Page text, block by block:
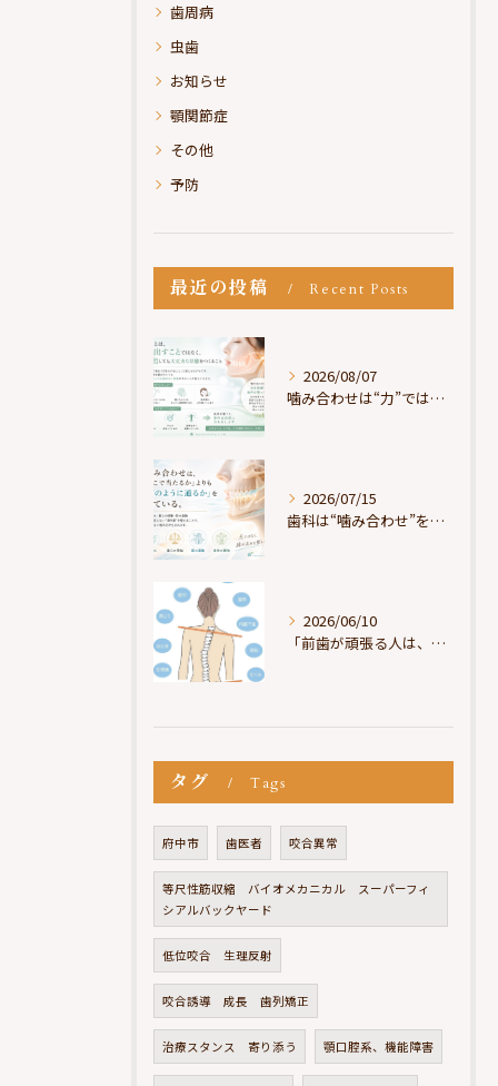
歯周病
虫歯
お知らせ
顎関節症
その他
予防
最近の投稿 Recent Posts
2026/08/07
噛み合わせは“力”ではなく“許可”である
2026/07/15
歯科は“噛み合わせ”を見ているが、身体は“通り道”を見ている
2026/06/10
「前歯が頑張る人は、だいたい疲れている」
タグ Tags
府中市 歯医者 咬合異常
等尺性筋収縮 バイオメカニカル スーパーフィ
シアルバックヤード
低位咬合 生理反射
咬合誘導 成長 歯列矯正
治療スタンス 寄り添う 顎口腔系、機能障害